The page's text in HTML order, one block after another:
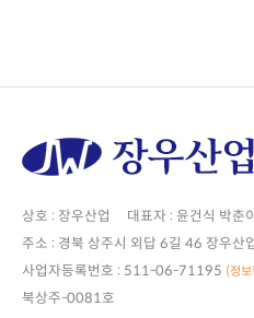
상호 : 장우산업 대표자 : 윤건식 박춘
주소 : 경북 상주시 외답 6길 46 장우
사업자등록번호 : 511-06-71195 (정
북상주-0081호